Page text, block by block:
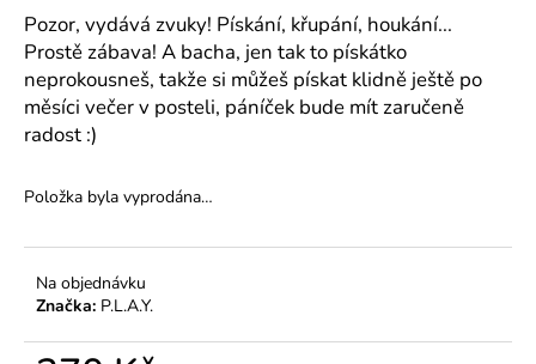
Pozor, vydává zvuky! Pískání, křupání, houkání...
Prostě zábava! A bacha, jen tak to pískátko
neprokousneš, takže si můžeš pískat klidně ještě po
měsíci večer v posteli, páníček bude mít zaručeně
radost :)
Položka byla vyprodána…
Na objednávku
Značka: P.L.A.Y.
D
o
p
o
r
č
u
m
e